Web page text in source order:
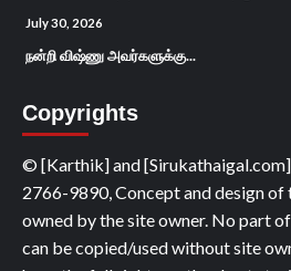
July 30, 2026
நன்றி விஷ்ணு அவர்களுக்கு...
Copyrights
© [Karthik] and
2766-9890, Concept and design
owned by the site owner. No part
can be copied/used without site